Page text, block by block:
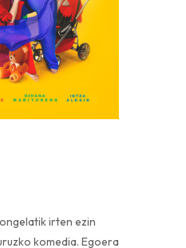
irten ezin
komedia. Egoera